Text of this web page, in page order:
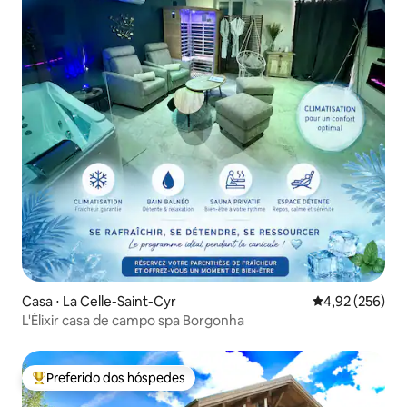
Casa ⋅ La Celle-Saint-Cyr 4,92 de uma
4,92 (256)
L'Élixir casa de campo spa Borgonha
Entre os melhores preferidos dos hóspedes
Preferido dos hóspedes